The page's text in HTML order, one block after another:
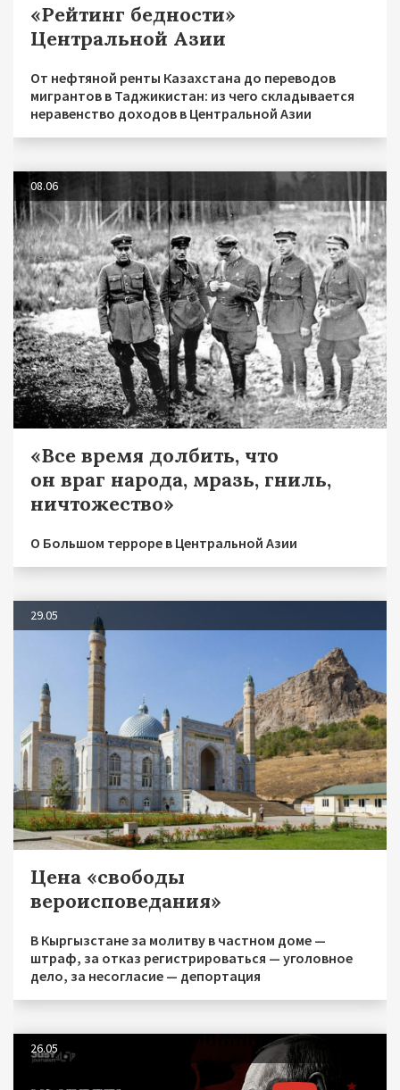
«Рейтинг бедности»
Центральной Азии
От нефтяной ренты Казахстана до переводов
мигрантов в Таджикистан: из чего складывается
неравенство доходов в Центральной Азии
08.06
«Все время долбить, что
он враг народа, мразь, гниль,
ничтожество»
О Большом терроре в Центральной Азии
29.05
Цена «свободы
вероисповедания»
В Кыргызстане за молитву в частном доме —
штраф, за отказ регистрироваться — уголовное
дело, за несогласие — депортация
26.05